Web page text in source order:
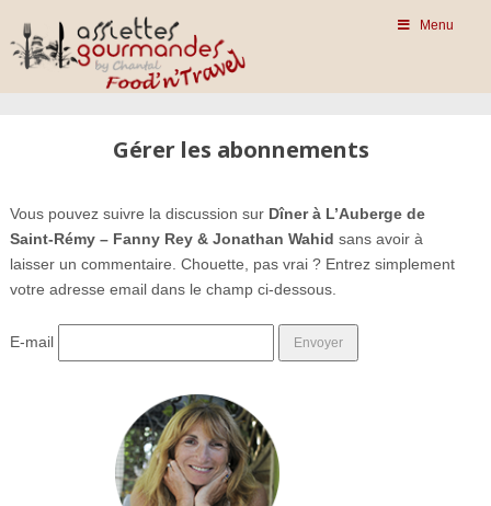
Menu
Gérer les abonnements
Vous pouvez suivre la discussion sur Dîner à L’Auberge de
Saint-Rémy – Fanny Rey & Jonathan Wahid sans avoir à
laisser un commentaire. Chouette, pas vrai ? Entrez simplement
votre adresse email dans le champ ci-dessous.
E-mail